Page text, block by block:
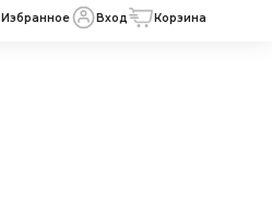
Избранное Вход Корзина